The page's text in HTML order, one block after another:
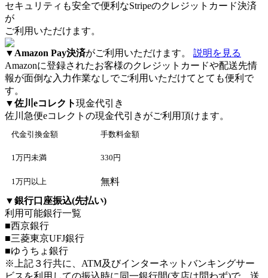
セキュリティも安全で便利なStripeのクレジットカード決済
が
ご利用いただけます。
▼ Amazon Pay決済がご利用いただけます。 説明を見る
Amazonに登録されたお客様のクレジットカードや配送先情
報が面倒な入力作業なしでご利用いただけてとても便利で
す。
▼佐川eコレクト現金代引き
佐川急便eコレクト の現金代引きがご利用頂けます。
代金引換金額 手数料金額
1万円未満 330円
1万円以上
無料
▼銀行口座振込(先払い)
利用可能銀行一覧
■西京銀行
■三菱東京UFJ銀行
■ゆうちょ銀行
※上記３行共に、ATM及びインターネットバンキングサー